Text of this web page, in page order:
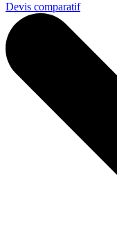
Devis comparatif